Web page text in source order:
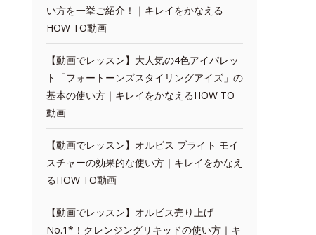
い方を一挙ご紹介！｜キレイをかなえる
HOW TO動画
【動画でレッスン】大人気の4色アイパレッ
ト「フォートーンズスタイリングアイズ」の
基本の使い方｜キレイをかなえるHOW TO
動画
【動画でレッスン】オルビス ブライト モイ
スチャーの効果的な使い方｜キレイをかなえ
るHOW TO動画
【動画でレッスン】オルビス売り上げ
No.1*！クレンジングリキッドの使い方｜キ